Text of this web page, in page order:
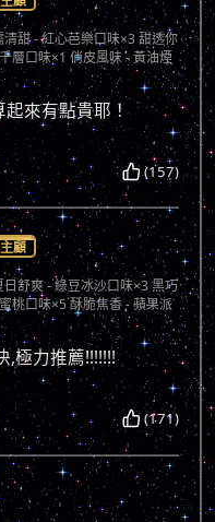
甜 - 紅心芭樂口味×3 甜透你
層口味×1 俏皮風味 - 黃油煙
來有點貴耶！
(157)
顧
舒爽 - 綠豆冰沙口味×3 黑巧
桃口味×5 酥脆焦香 - 蘋果派
,極力推薦!!!!!!!
(171)